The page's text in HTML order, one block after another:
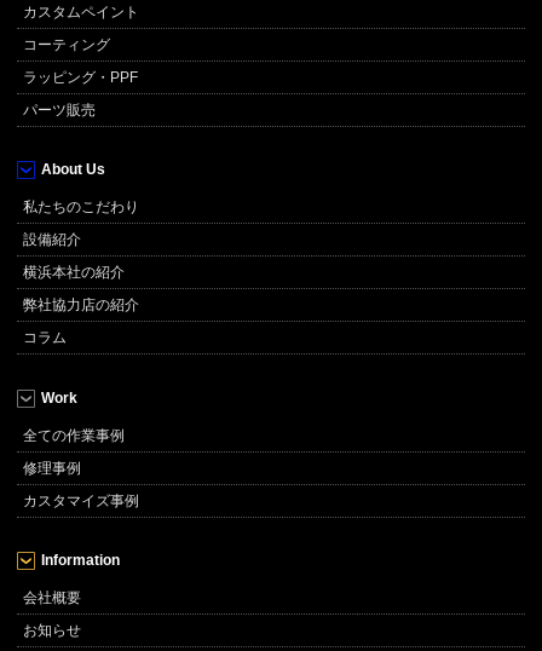
カスタムペイント
コーティング
ラッピング・PPF
パーツ販売
About Us
私たちのこだわり
設備紹介
横浜本社の紹介
弊社協力店の紹介
コラム
Work
全ての作業事例
修理事例
カスタマイズ事例
Information
会社概要
お知らせ